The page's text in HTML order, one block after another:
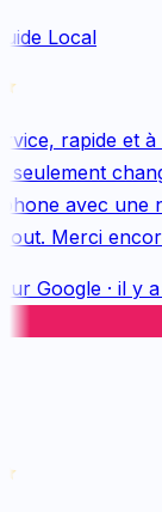
Local
rapide et à
avec une
Merci
Google· il y a